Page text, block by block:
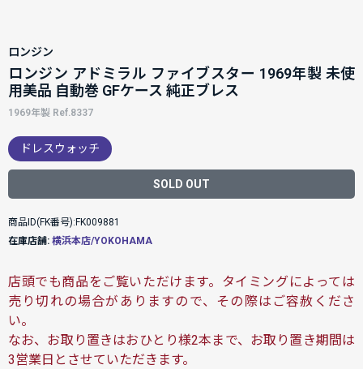
ロンジン
ロンジン アドミラル ファイブスター 1969年製 未使
用美品 自動巻 GFケース 純正ブレス
1969年製 Ref.8337
ドレスウォッチ
SOLD OUT
商品ID(FK番号):FK009881
在庫店舗: 横浜本店/YOKOHAMA
店頭でも商品をご覧いただけます。タイミングによっては
売り切れの場合がありますので、その際はご容赦くださ
い。
なお、お取り置きはおひとり様2本まで、お取り置き期間は
3営業日とさせていただきます。